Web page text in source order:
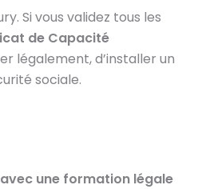
Si vous validez tous les
de Capacité
légalement, d’installer un
sociale.
une formation légale